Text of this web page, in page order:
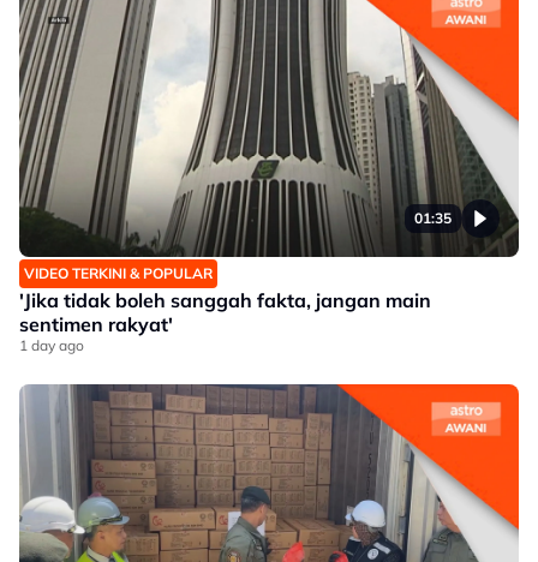
01:35
VIDEO TERKINI & POPULAR
'Jika tidak boleh sanggah fakta, jangan main
sentimen rakyat'
1 day ago